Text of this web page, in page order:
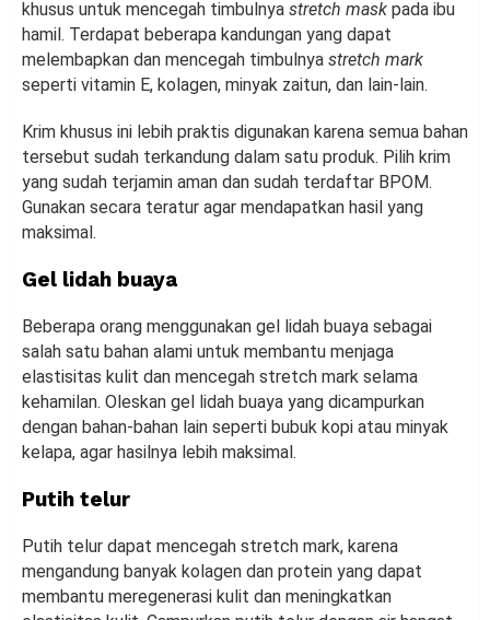
khusus untuk mencegah timbulnya stretch mask pada ibu
hamil. Terdapat beberapa kandungan yang dapat
melembapkan dan mencegah timbulnya stretch mark
seperti vitamin E, kolagen, minyak zaitun, dan lain-lain.
Krim khusus ini lebih praktis digunakan karena semua bahan
tersebut sudah terkandung dalam satu produk. Pilih krim
yang sudah terjamin aman dan sudah terdaftar BPOM.
Gunakan secara teratur agar mendapatkan hasil yang
maksimal.
Gel lidah buaya
Beberapa orang menggunakan gel lidah buaya sebagai
salah satu bahan alami untuk membantu menjaga
elastisitas kulit dan mencegah stretch mark selama
kehamilan. Oleskan gel lidah buaya yang dicampurkan
dengan bahan-bahan lain seperti bubuk kopi atau minyak
kelapa, agar hasilnya lebih maksimal.
Putih telur
Putih telur dapat mencegah stretch mark, karena
mengandung banyak kolagen dan protein yang dapat
membantu meregenerasi kulit dan meningkatkan